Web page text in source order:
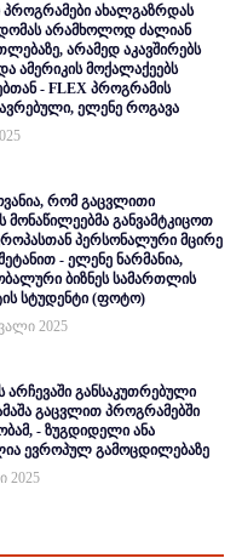
ახალგაზრდას
არამხოლოდ ძალიან
არამედ აკავშირებს
ამერიკის მოქალაქეებს
- FLEX პროგრამის
ელენე როგავა
რომ გაცვლითი
მონაწილეებმა განვამტკიცოთ
პერსონალური მცირე
- ელენე ნარმანია,
ბიზნეს სამართლის
სტუდენტი (ფოტო)
2025
არჩევაში განსაკუთრებული
გაცვლით პროგრამებში
- ზუგდიდელი ანა
ევროპულ გამოცდილებაზე
2025